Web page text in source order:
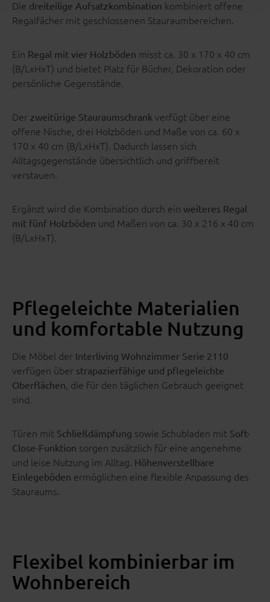
Die dreiteilige Aufsatzkombination kombiniert offene
Regalfächer mit geschlossenen Stauraumbereichen.
Ein Regal mit vier Holzböden misst ca. 30 x 170 x 40 cm
(B/LxHxT) und bietet Platz für Bücher, Dekoration oder
persönliche Gegenstände.
Der zweitürige Stauraumschrank verfügt über eine
offene Nische, drei Holzböden und Maße von ca. 60 x
170 x 40 cm (B/LxHxT). Dadurch lassen sich
Alltagsgegenstände übersichtlich und griffbereit
verstauen.
Ergänzt wird die Kombination durch ein weiteres Regal
mit fünf Holzböden und Maßen von ca. 30 x 216 x 40 cm
(B/LxHxT).
Pflegeleichte Materialien
und komfortable Nutzung
Die Möbel der Interliving Wohnzimmer Serie 2110
verfügen über strapazierfähige und pflegeleichte
Oberflächen, die für den täglichen Gebrauch geeignet
sind.
Türen mit Schließdämpfung sowie Schubladen mit Soft-
Close-Funktion sorgen zusätzlich für eine angenehme
und leise Nutzung im Alltag. Höhenverstellbare
Einlegeböden ermöglichen eine flexible Anpassung des
Stauraums.
Flexibel kombinierbar im
Wohnbereich